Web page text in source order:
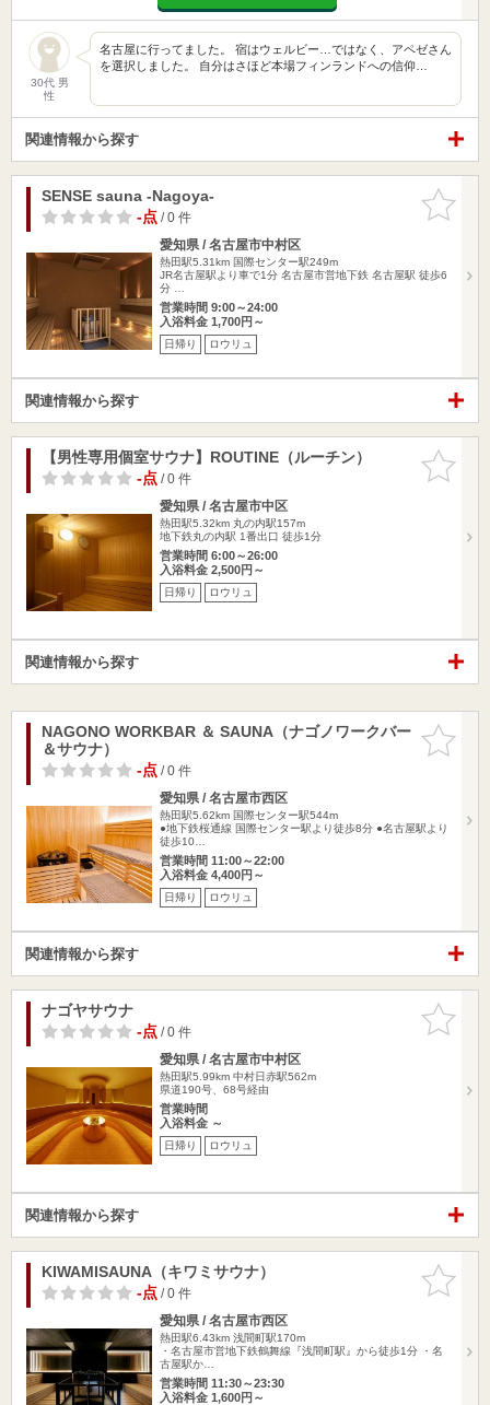
30代 男
性
名古屋に行ってました。 宿はウェルビー…ではなく、アペゼさん
を選択しました。 自分はさほど本場フィンランドへの信仰…
関連情報から探す
お気に入
りに追加
SENSE sauna -Nagoya-
-点/ 0 件
愛知県 / 名古屋市中村区
熱田駅5.31km 国際センター駅249m
JR名古屋駅より車で1分 名古屋市営地下鉄 名古屋駅 徒歩6
分 …
営業時間 9:00～24:00
入浴料金 1,700円～
日帰り ロウリュ
関連情報から探す
お気に入
りに追加
【男性専用個室サウナ】ROUTINE（ルーチン）
-点/ 0 件
愛知県 / 名古屋市中区
熱田駅5.32km 丸の内駅157m
地下鉄丸の内駅 1番出口 徒歩1分
営業時間 6:00～26:00
入浴料金 2,500円～
日帰り ロウリュ
関連情報から探す
お気に入
りに追加
NAGONO WORKBAR ＆ SAUNA（ナゴノワークバー
＆サウナ）
-点/ 0 件
愛知県 / 名古屋市西区
熱田駅5.62km 国際センター駅544m
●地下鉄桜通線 国際センター駅より徒歩8分 ●名古屋駅より
徒歩10…
営業時間 11:00～22:00
入浴料金 4,400円～
日帰り ロウリュ
関連情報から探す
お気に入
りに追加
ナゴヤサウナ
-点/ 0 件
愛知県 / 名古屋市中村区
熱田駅5.99km 中村日赤駅562m
県道190号、68号経由
営業時間
入浴料金 ～
日帰り ロウリュ
関連情報から探す
お気に入
りに追加
KIWAMISAUNA（キワミサウナ）
-点/ 0 件
愛知県 / 名古屋市西区
熱田駅6.43km 浅間町駅170m
・名古屋市営地下鉄鶴舞線『浅間町駅』から徒歩1分 ・名
古屋駅か…
営業時間 11:30～23:30
入浴料金 1,600円～